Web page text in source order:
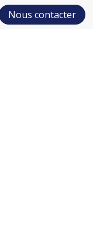
Nous contacter